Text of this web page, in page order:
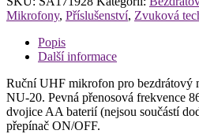
NU-
20,
MHz
množství
Mikrofony, Příslušenství, Zvuková
Popis
Další informace
Ruční UHF mikrofon pro bezdrátový
NU-20. Pevná přenosová frekvence
dvojice AA baterií (nejsou součástí
přepínač ON/OFF.